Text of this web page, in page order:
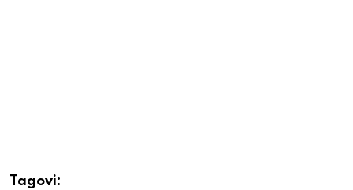
Tagovi: